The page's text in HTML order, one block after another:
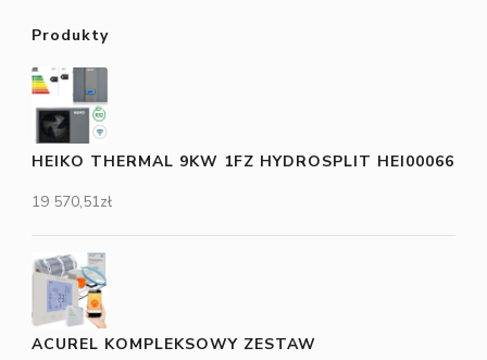
Produkty
HEIKO THERMAL 9KW 1FZ HYDROSPLIT HEI00066
19 570,51zł
ACUREL KOMPLEKSOWY ZESTAW